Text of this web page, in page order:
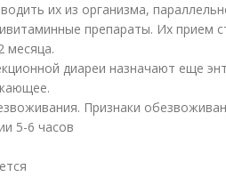
их из организма,
препараты. Их прием
месяца.
диареи назначают еще
Признаки
5-6 часов